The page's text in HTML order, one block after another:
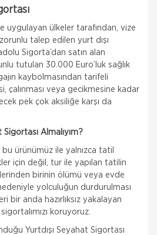
uygulayan ülkeler tarafından, vize
talep edilen yurt dışı
Sigorta’dan satın alan
tutulan 30.000 Euro’luk sağlık
kaybolmasından tarifeli
çalınması veya gecikmesine kadar
pek çok aksiliğe karşı da
Sigortası Almalıyım?
ürünümüz ile yalnızca tatil
için değil, tur ile yapılan tatilin
birinin ölümü veya evde
yolculuğun durdurulması
bir anda hazırlıksız yakalayan
koruyoruz.
Yurtdışı Seyahat Sigortası